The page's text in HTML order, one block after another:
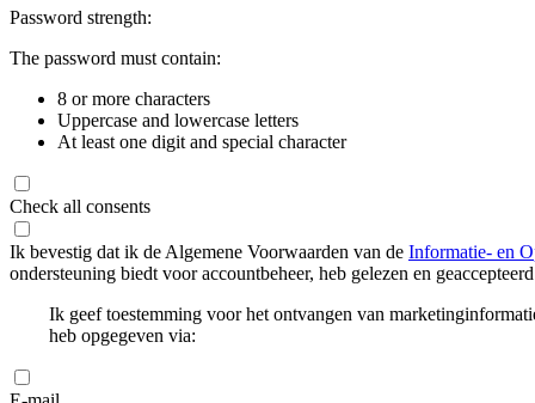
Password strength:
The password must contain:
8 or more characters
Uppercase and lowercase letters
At least one digit and special character
Check all consents
Ik bevestig dat ik de Algemene Voorwaarden van de Informatie- en
ondersteuning biedt voor accountbeheer, heb gelezen en
Ik geef toestemming voor het ontvangen van
heb opgegeven via: